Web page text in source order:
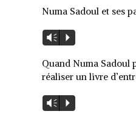
Numa Sadoul et ses
Lecteur
audio
Vm P
Quand Numa Sadoul
réaliser un livre
Lecteur
Vm P